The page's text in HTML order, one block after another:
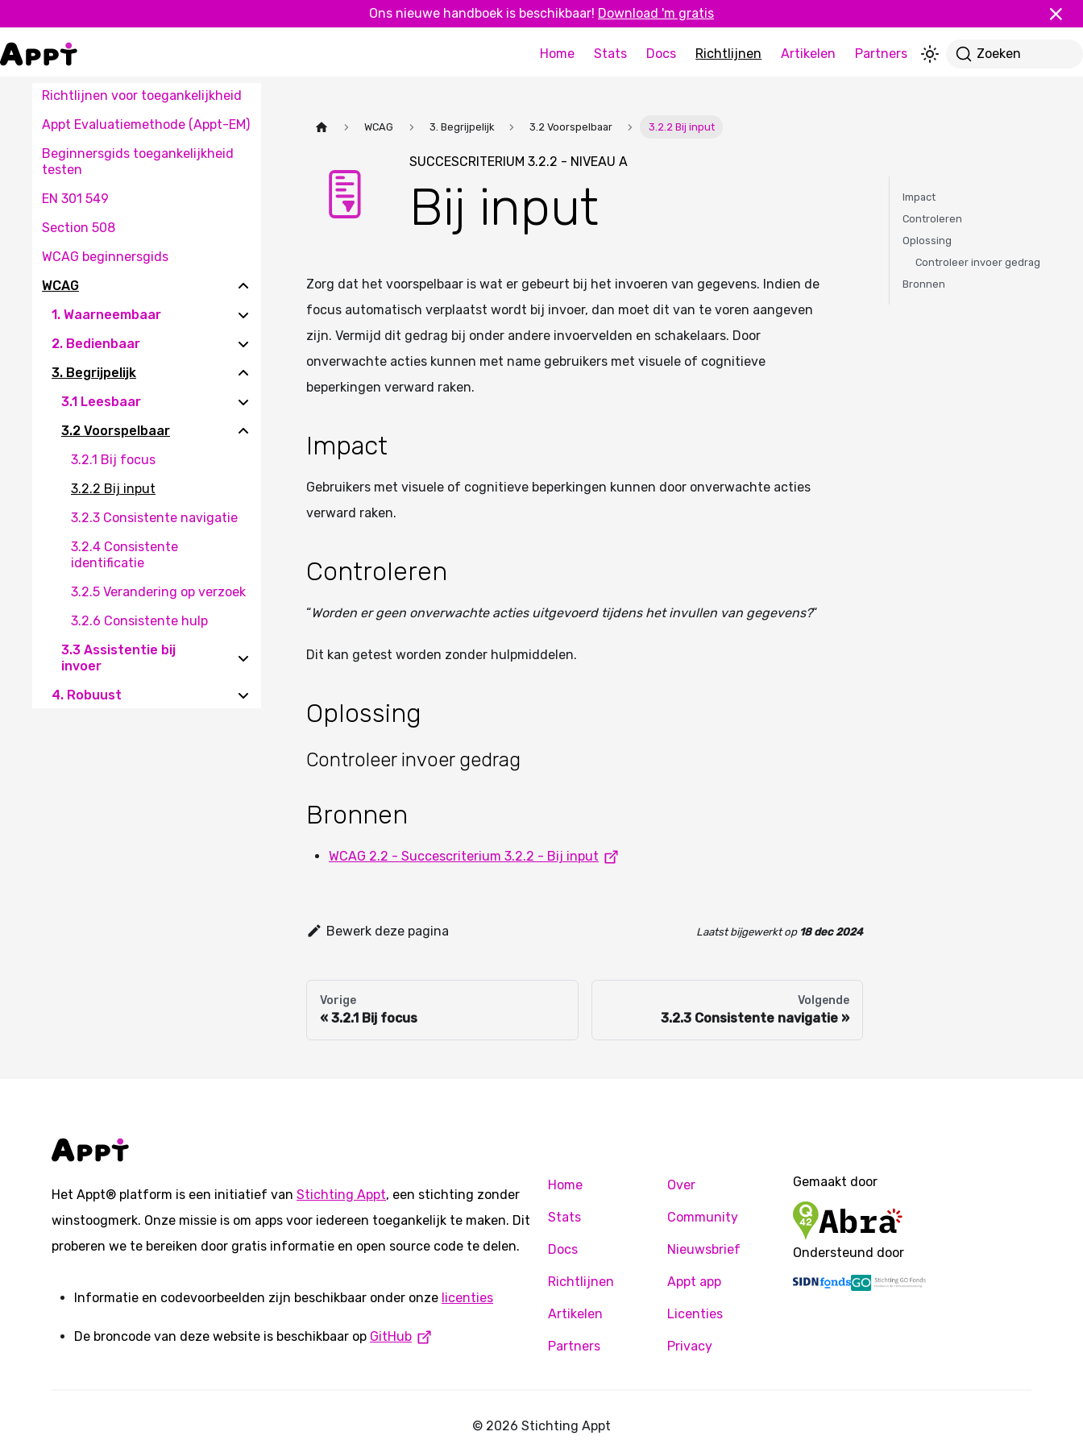
Ons nieuwe handboek is beschikbaar! Download 'm gratis
Home Stats Docs Richtlijnen Artikelen Partners Zoeken
Richtlijnen voor toegankelijkheid
Appt Evaluatiemethode (Appt-EM)
Beginnersgids toegankelijkheid
testen
EN 301 549
Section 508
WCAG beginnersgids
WCAG
1. Waarneembaar
2. Bedienbaar
3. Begrijpelijk
3.1 Leesbaar
3.2 Voorspelbaar
3.2.1 Bij focus
3.2.2 Bij input
3.2.3 Consistente navigatie
3.2.4 Consistente
identificatie
3.2.5 Verandering op verzoek
3.2.6 Consistente hulp
3.3 Assistentie bij
invoer
4. Robuust
WCAG 3. Begrijpelijk 3.2 Voorspelbaar 3.2.2 Bij input
SUCCESCRITERIUM 3.2.2 - NIVEAU A
Bij input
Zorg dat het voorspelbaar is wat er gebeurt bij het invoeren van gegevens. Indien de
focus automatisch verplaatst wordt bij invoer, dan moet dit van te voren aangeven
zijn. Vermijd dit gedrag bij onder andere invoervelden en schakelaars. Door
onverwachte acties kunnen met name gebruikers met visuele of cognitieve
beperkingen verward raken.
Impact
Gebruikers met visuele of cognitieve beperkingen kunnen door onverwachte acties
verward raken.
Controleren
“Worden er geen onverwachte acties uitgevoerd tijdens het invullen van gegevens?“
Dit kan getest worden zonder hulpmiddelen.
Oplossing
Controleer invoer gedrag
Bronnen
WCAG 2.2 - Succescriterium 3.2.2 - Bij input
Bewerk deze pagina Laatst bijgewerktop 18 dec 2024
Vorige
3.2.1 Bij focus
Volgende
3.2.3 Consistente navigatie
Impact
Controleren
Oplossing
Controleer invoer gedrag
Bronnen
Het Appt® platform is een initiatief van Stichting Appt, een stichting zonder
winstoogmerk. Onze missie is om apps voor iedereen toegankelijk te maken. Dit
proberen we te bereiken door gratis informatie en open source code te delen.
Informatie en codevoorbeelden zijn beschikbaar onder onze licenties
De broncode van deze website is beschikbaar op GitHub
Home
Stats
Docs
Richtlijnen
Artikelen
Partners
Over
Community
Nieuwsbrief
Appt app
Licenties
Privacy
Gemaakt door
Ondersteund door
© 2026 Stichting Appt